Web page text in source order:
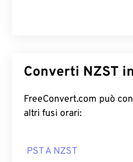
Converti NZST
FreeConvert.com può
altri fusi orari:
PST A NZST